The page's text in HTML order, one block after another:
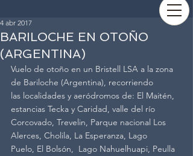
BARILOCHE EN OTOÑO
(ARGENTINA)
4 abr 2017
Vuelo de otoño en un Bristell LSA a la zona
de Bariloche (Argentina), recorriendo
las localidades y aeródromos de: El Maitén,
estancias Tecka y Caridad, valle del río
Corcovado, Trevelin, Parque nacional Los
Alerces, Cholila, La Esperanza, Lago
Puelo, El Bolsón,  Lago Nahuelhuapi, Peulla